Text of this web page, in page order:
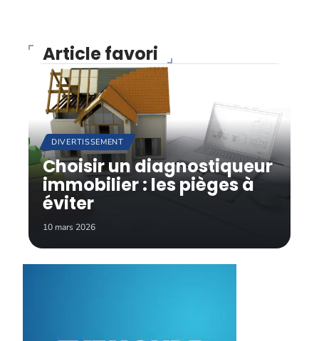
Article favori
DIVERTISSEMENT
Choisir un diagnostiqueur
immobilier : les pièges à
éviter
10 mars 2026